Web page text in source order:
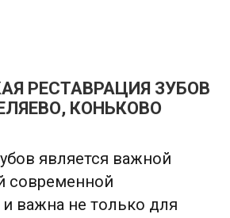
РЕСТАВРАЦИЯ ЗУБОВ
КОНЬКОВО
является важной
современной
важна не только для